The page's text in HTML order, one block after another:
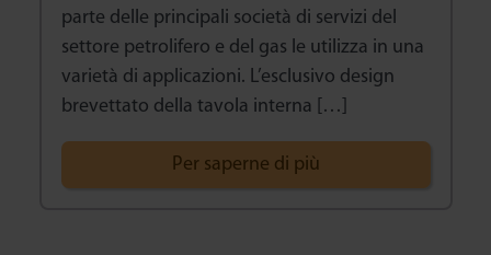
parte delle principali società di servizi del
settore petrolifero e del gas le utilizza in una
varietà di applicazioni. L’esclusivo design
brevettato della tavola interna […]
Per saperne di più